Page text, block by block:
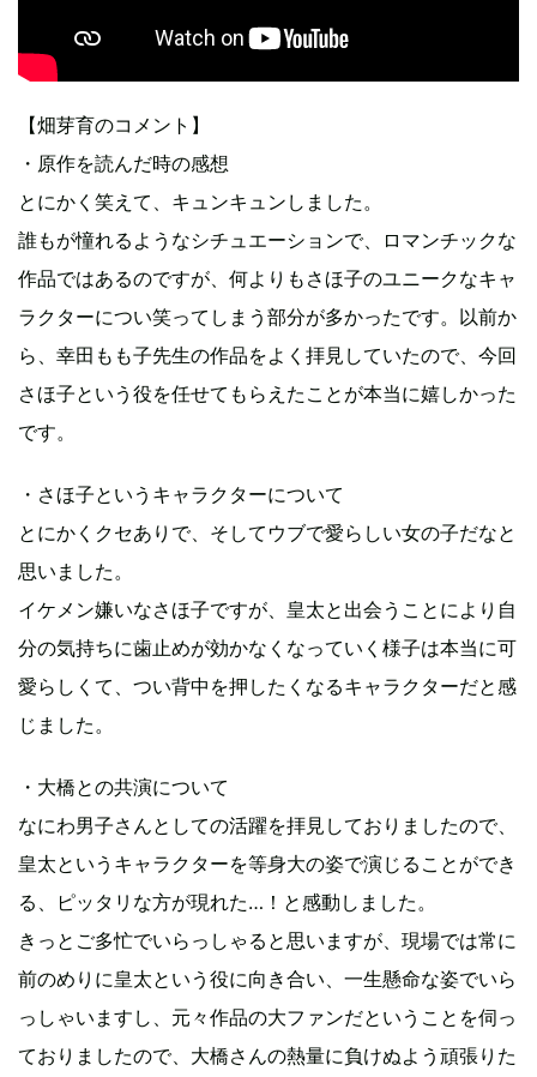
【畑芽育のコメント】
・原作を読んだ時の感想
とにかく笑えて、キュンキュンしました。
誰もが憧れるようなシチュエーションで、ロマンチックな
作品ではあるのですが、何よりもさほ子のユニークなキャ
ラクターについ笑ってしまう部分が多かったです。以前か
ら、幸田もも子先生の作品をよく拝見していたので、今回
さほ子という役を任せてもらえたことが本当に嬉しかった
です。
・さほ子というキャラクターについて
とにかくクセありで、そしてウブで愛らしい女の子だなと
思いました。
イケメン嫌いなさほ子ですが、皇太と出会うことにより自
分の気持ちに歯止めが効かなくなっていく様子は本当に可
愛らしくて、つい背中を押したくなるキャラクターだと感
じました。
・大橋との共演について
なにわ男子さんとしての活躍を拝見しておりましたので、
皇太というキャラクターを等身大の姿で演じることができ
る、ピッタリな方が現れた…！と感動しました。
きっとご多忙でいらっしゃると思いますが、現場では常に
前のめりに皇太という役に向き合い、一生懸命な姿でいら
っしゃいますし、元々作品の大ファンだということを伺っ
ておりましたので、大橋さんの熱量に負けぬよう頑張りた